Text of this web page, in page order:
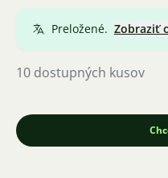
Preložené. Zobraziť
10 dostupných kusov